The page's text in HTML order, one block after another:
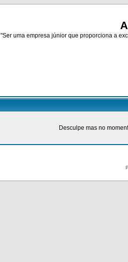
"Ser uma empresa júnior que proporciona a
Desculpe mas no